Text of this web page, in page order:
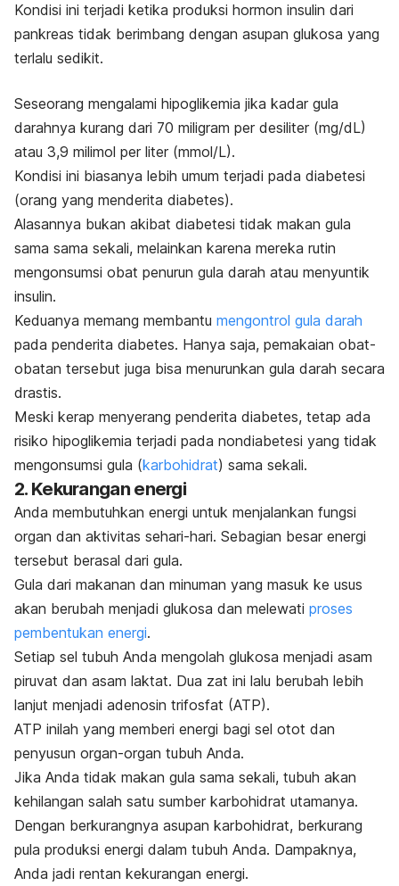
Kondisi ini terjadi ketika produksi hormon insulin dari
pankreas tidak berimbang dengan asupan glukosa yang
terlalu sedikit.
Seseorang mengalami hipoglikemia jika kadar gula
darahnya kurang dari 70 miligram per desiliter (mg/dL)
atau 3,9 milimol per liter (mmol/L).
Kondisi ini biasanya lebih umum terjadi pada diabetesi
(orang yang menderita diabetes).
Alasannya bukan akibat diabetesi tidak makan gula
sama sama sekali, melainkan karena mereka rutin
mengonsumsi obat penurun gula darah atau menyuntik
insulin.
Keduanya memang membantu mengontrol gula darah
pada penderita diabetes. Hanya saja, pemakaian obat-
obatan tersebut juga bisa menurunkan gula darah secara
drastis.
Meski kerap menyerang penderita diabetes, tetap ada
risiko hipoglikemia terjadi pada nondiabetesi yang tidak
mengonsumsi gula (karbohidrat) sama sekali.
2. Kekurangan energi
Anda membutuhkan energi untuk menjalankan fungsi
organ dan aktivitas sehari-hari. Sebagian besar energi
tersebut berasal dari gula.
Gula dari makanan dan minuman yang masuk ke usus
akan berubah menjadi glukosa dan melewati proses
pembentukan energi.
Setiap sel tubuh Anda mengolah glukosa menjadi asam
piruvat dan asam laktat. Dua zat ini lalu berubah lebih
lanjut menjadi adenosin trifosfat (ATP).
ATP inilah yang memberi energi bagi sel otot dan
penyusun organ-organ tubuh Anda.
Jika Anda tidak makan gula sama sekali, tubuh akan
kehilangan salah satu sumber karbohidrat utamanya.
Dengan berkurangnya asupan karbohidrat, berkurang
pula produksi energi dalam tubuh Anda. Dampaknya,
Anda jadi rentan kekurangan energi.